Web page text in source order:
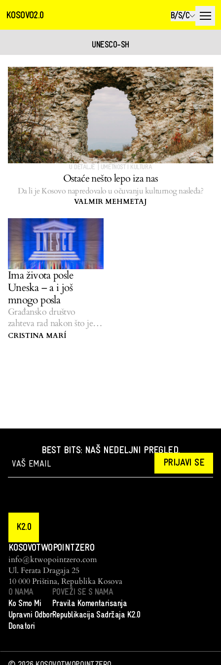
KOSOVO2.0 B/S/C
UNESCO-SH
U DETALJE UMETNOST I KULTURA
Ostaće nešto lepo iza nas
Da li je Kosovo napredovalo u očuvanju kulturnog nasleđa?
VALMIR MEHMETAJ
Ima života posle
Uneska – a i još
mnogo posla
Građansko društvo
zahteva rad nakon što je
odbijena aplikacija za
CRISTINA MARÍ
BEST BITS: NAŠ NEDELJNI PREGLED.
PRIJAVI SE
K2.0
KOSOVOTWOPOINTZERO
info@ktwopointzero.com
Ul. Ferata Dragaja 25
10 000 Priština, Republika Kosova
O NAMA
Ko Smo Mi
Upravni Odbor
Donatori
POVEŽI SE S NAMA
Pravila Komentarisanja
Republikacija Sadržaja K2.0